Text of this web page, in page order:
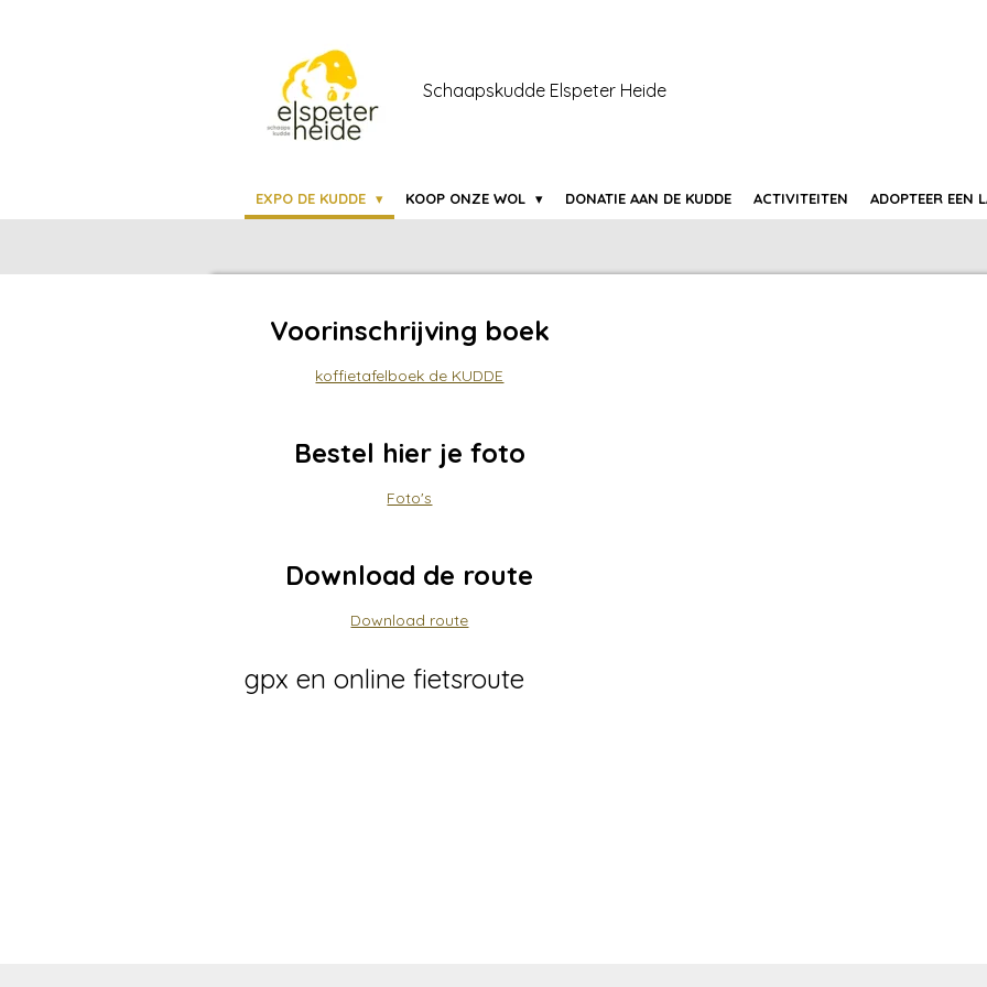
Schaapskudde Elspeter Heide
EXPO DE KUDDE KOOP ONZE WOL DONATIE AAN DE KUDDE ACTIVITEITEN ADOPTEER EEN
Voorinschrijving boek
koffietafelboek de KUDDE
Bestel hier je foto
Foto's
Download de route
Download route
gpx en online fietsroute